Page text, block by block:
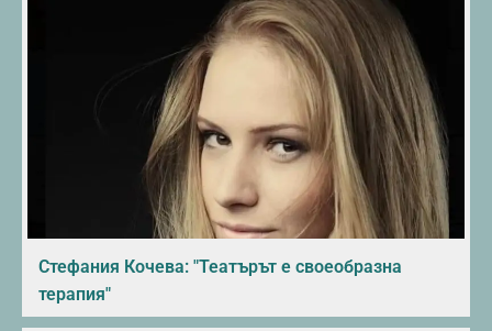
Стефания Кочева: "Театърът е своеобразна
терапия"